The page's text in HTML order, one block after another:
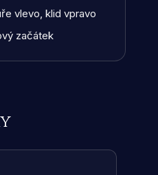
vlevo, klid vpravo
začátek